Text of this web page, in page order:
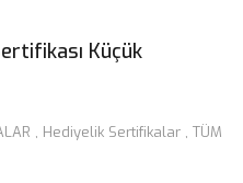
Küçük
, Hediyelik Sertifikalar , TÜM